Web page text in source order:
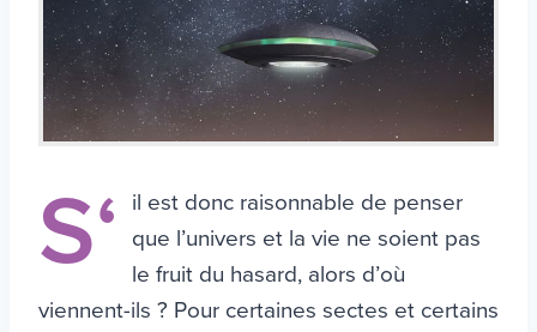
S‘
il est donc raisonnable de penser
que l’univers et la vie ne soient pas
le fruit du hasard, alors d’où
viennent-ils ? Pour certaines sectes et certains